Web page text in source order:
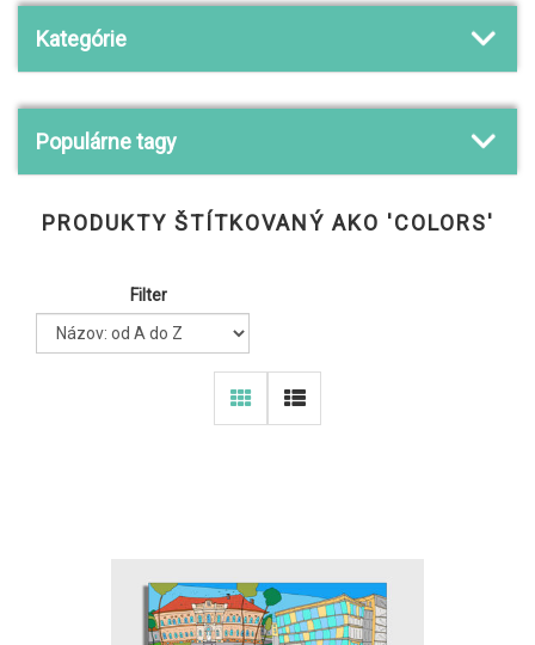
Kategórie
Populárne tagy
PRODUKTY ŠTÍTKOVANÝ AKO 'COLORS'
Filter